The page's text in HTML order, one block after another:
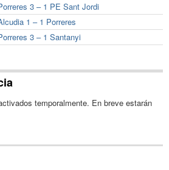
3 – 1 PE Sant Jordi
1 – 1 Porreres
3 – 1 Santanyi
temporalmente. En breve estarán